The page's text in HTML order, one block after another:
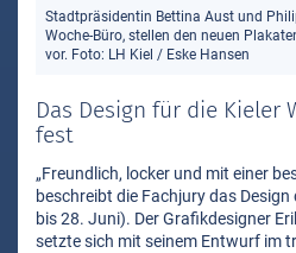
Stadtpräsidentin Bettina Aust und
Woche-Büro, stellen den neuen
vor. Foto: LH Kiel / Eske Hansen
Das Design für die Kieler
fest
„Freundlich, locker und mit einer
beschreibt die Fachjury das
bis 28. Juni). Der Grafikdesigner
setzte sich mit seinem Entwurf im